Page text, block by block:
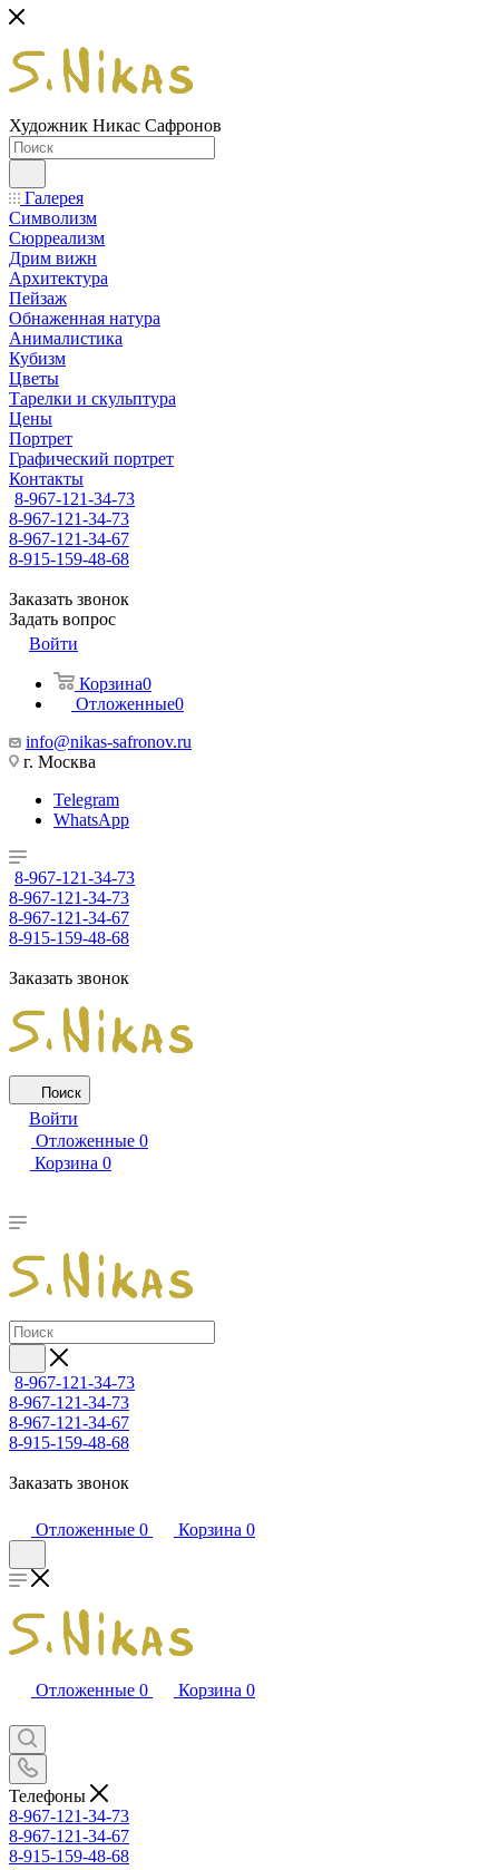
Художник Никас Сафронов
Галерея
Символизм
Сюрреализм
Дрим вижн
Архитектура
Пейзаж
Обнаженная натура
Анималистика
Кубизм
Цветы
Тарелки и скульптура
Цены
Портрет
Графический портрет
Контакты
8-967-121-34-73
8-967-121-34-73
8-967-121-34-67
8-915-159-48-68
Заказать звонок
Задать вопрос
Войти
Корзина0
Отложенные0
info@nikas-safronov.ru
г. Москва
Telegram
WhatsApp
8-967-121-34-73
8-967-121-34-73
8-967-121-34-67
8-915-159-48-68
Заказать звонок
Поиск
Войти
Отложенные 0
Корзина 0
8-967-121-34-73
8-967-121-34-73
8-967-121-34-67
8-915-159-48-68
Заказать звонок
Отложенные 0 Корзина 0
Отложенные 0 Корзина 0
Телефоны
8-967-121-34-73
8-967-121-34-67
8-915-159-48-68